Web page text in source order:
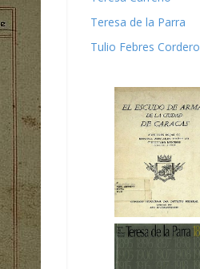
Teresa de la Parra
Tulio Febres Cordero